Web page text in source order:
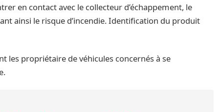
en contact avec le collecteur d’échappement, le
ainsi le risque d’incendie. Identification du produit
les propriétaire de véhicules concernés à se